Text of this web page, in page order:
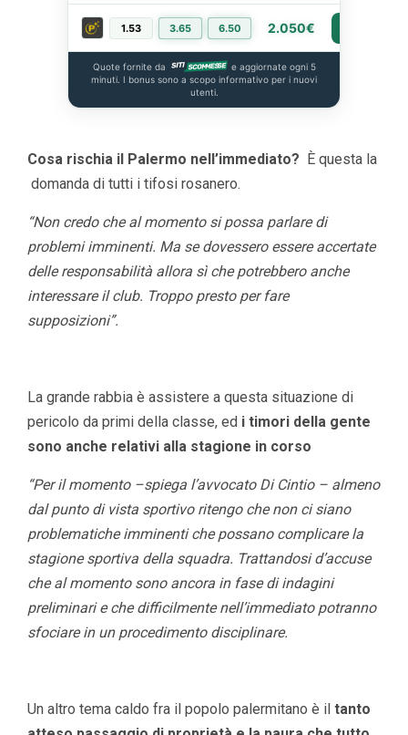
1.53 3.65 6.50 2.050€
Quote fornite da
e aggiornate ogni 5
minuti. I bonus sono a scopo informativo per i nuovi
utenti.
Cosa rischia il Palermo nell’immediato? È questa la
domanda di tutti i tifosi rosanero.
“Non credo che al momento si possa parlare di
problemi imminenti. Ma se dovessero essere accertate
delle responsabilità allora sì che potrebbero anche
interessare il club. Troppo presto per fare
supposizioni”.
La grande rabbia è assistere a questa situazione di
pericolo da primi della classe, ed i timori della gente
sono anche relativi alla stagione in corso
“Per il momento –spiega l’avvocato Di Cintio – almeno
dal punto di vista sportivo ritengo che non ci siano
problematiche imminenti che possano complicare la
stagione sportiva della squadra. Trattandosi d’accuse
che al momento sono ancora in fase di indagini
preliminari e che difficilmente nell’immediato potranno
sfociare in un procedimento disciplinare.
Un altro tema caldo fra il popolo palermitano è il tanto